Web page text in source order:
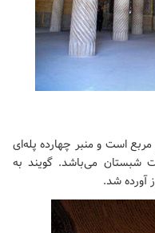
در حدود ۵ هزار متر مربع است و منبر چهارده پله‌ای
شبستان می‌باشد. گویند به
آورده شد.